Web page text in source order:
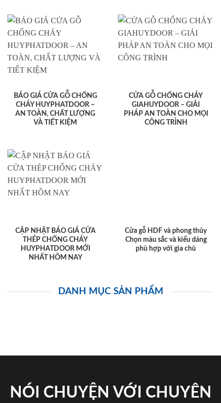
BÁO GIÁ CỬA GỖ CHỐNG
CHÁY HUYPHATDOOR –
AN TOÀN, CHẤT LƯỢNG
VÀ TIẾT KIỆM
CỬA GỖ CHỐNG CHÁY
GIAHUYDOOR – GIẢI
PHÁP AN TOÀN CHO MỌI
CÔNG TRÌNH
CẬP NHẬT BÁO GIÁ CỬA
THÉP CHỐNG CHÁY
HUYPHATDOOR MỚI
NHẤT HÔM NAY
Cửa gỗ HDF và phong thủy
Chọn màu sắc và kiểu dáng
phù hợp với gia chủ
DANH MỤC SẢN PHẨM
NÓI CHUYỆN VỚI CHUYÊN